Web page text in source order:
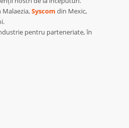
Malaezia,Syscom din Mexic,
pentru parteneriate, în